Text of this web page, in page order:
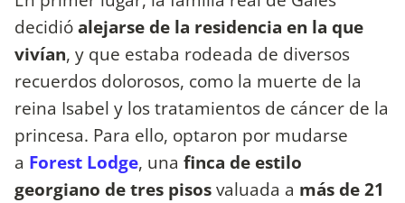
decidióalejarse de la residencia en la que
vivían, y que estaba rodeada de diversos
recuerdos dolorosos, como la muerte de la
reina Isabel y los tratamientos de cáncer de la
princesa. Para ello, optaron por mudarse
a Forest Lodge, una finca de estilo
georgiano de tres pisosvaluada a más de 21